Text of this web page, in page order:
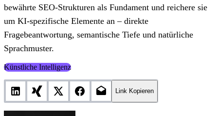
bewährte SEO-Strukturen als Fundament und reichere sie
um KI-spezifische Elemente an – direkte
Fragebeantwortung, semantische Tiefe und natürliche
Sprachmuster.
Künstliche Intelligenz
Link Kopieren